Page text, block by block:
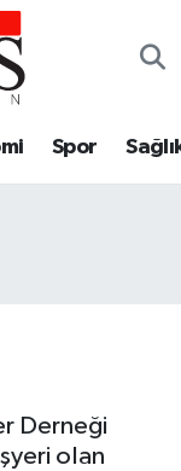
Spor
Derneği
olan